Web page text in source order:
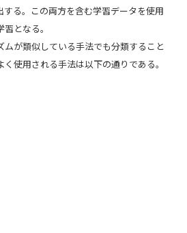
する。この両方を含む学習データを使用
となる。
が類似している手法でも分類すること
使用される手法は以下の通りである。